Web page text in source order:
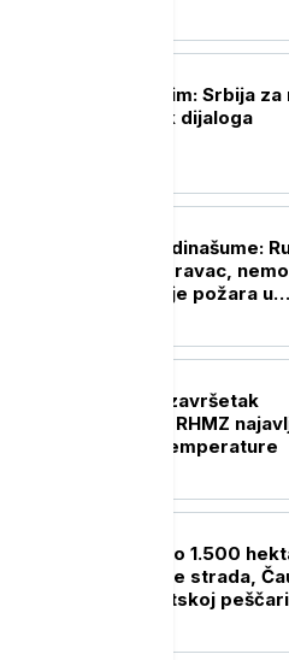
Macut sa Zelenskim: Srbija za
Ukrajini i nastavak dijaloga
Direktor JP Vojvodinašume:
vetrova menjaju pravac,
predvideti kretanje požara u
Kada se očekuje završetak
toplotnog talasa? RHMZ
osveženje i pad temperature
Vatra zahvatila oko 1.500
prioritet da niko ne strada,
Situacija u Deliblatskoj peščari